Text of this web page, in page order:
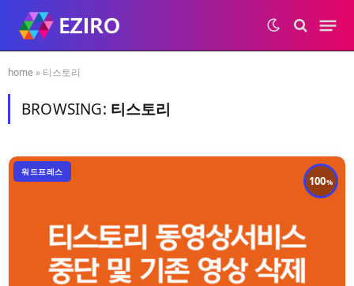
home » 티스토리
BROWSING: 티스토리
100
워드프레스